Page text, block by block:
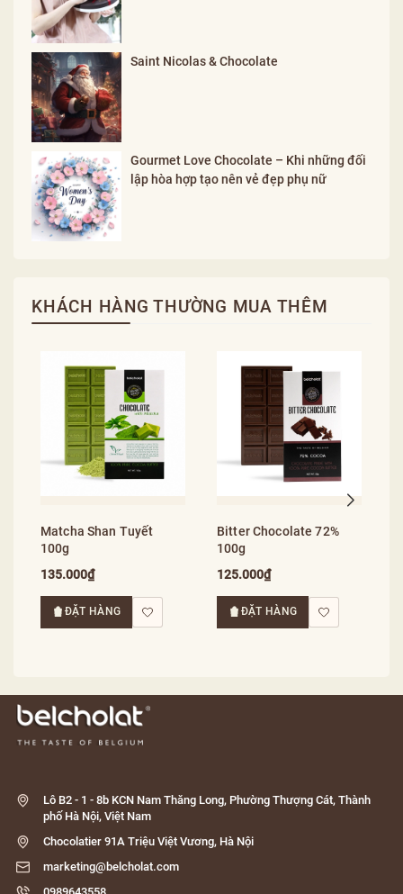
Saint Nicolas & Chocolate
Gourmet Love Chocolate – Khi những đối
lập hòa hợp tạo nên vẻ đẹp phụ nữ
KHÁCH HÀNG THƯỜNG MUA THÊM
Matcha Shan Tuyết
100g
135.000₫
ĐẶT HÀNG
Bitter Chocolate 72%
100g
125.000₫
ĐẶT HÀNG
Lô B2 - 1 - 8b KCN Nam Thăng Long, Phường Thượng Cát, Thành
phố Hà Nội, Việt Nam
Chocolatier 91A Triệu Việt Vương, Hà Nội
marketing@belcholat.com